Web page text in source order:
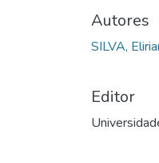
Autores
SILVA,
Editor